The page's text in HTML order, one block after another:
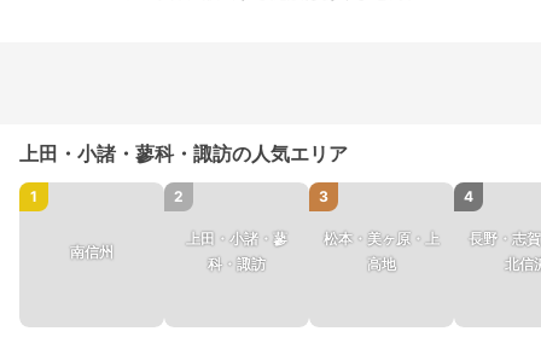
上田・小諸・蓼科・諏訪の人気エリア
1
南信州
2
上田・小諸・蓼
科・諏訪
3
松本・美ヶ原・上
高地
4
長野・志
北信